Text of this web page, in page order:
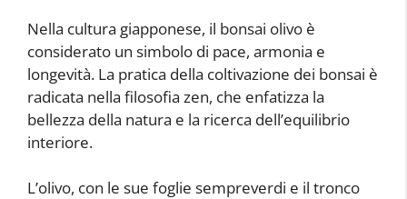
Nella cultura giapponese, il bonsai olivo è
considerato un simbolo di pace, armonia e
longevità. La pratica della coltivazione dei bonsai è
radicata nella filosofia zen, che enfatizza la
bellezza della natura e la ricerca dell’equilibrio
interiore.
L’olivo, con le sue foglie sempreverdi e il tronco